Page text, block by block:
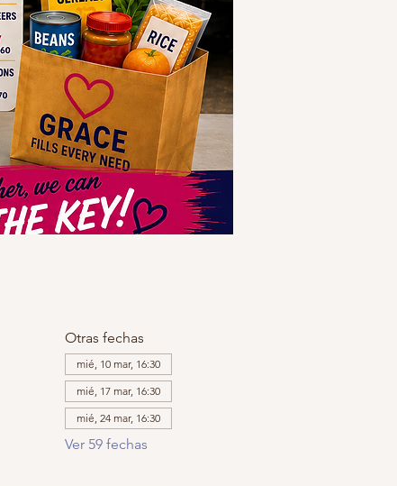
Otras fechas
mié, 10 mar, 16:30
mié, 17 mar, 16:30
mié, 24 mar, 16:30
Ver 59 fechas